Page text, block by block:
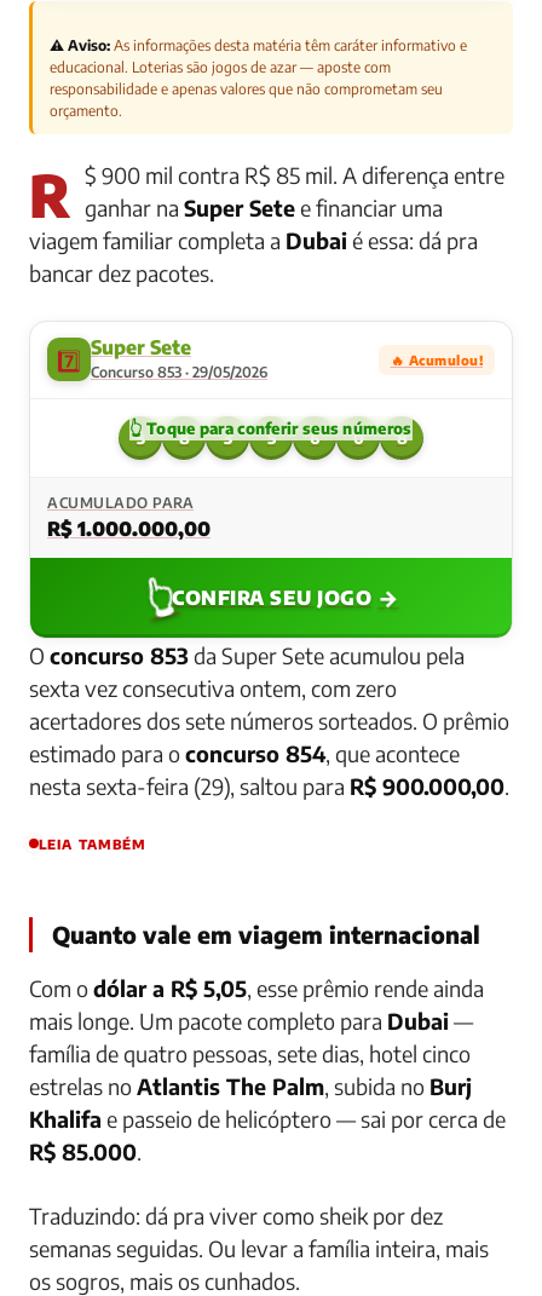
⚠️ Aviso: As informações desta matéria têm caráter informativo e
educacional. Loterias são jogos de azar — aposte com
responsabilidade e apenas valores que não comprometam seu
orçamento.
R$ 900 mil contra R$ 85 mil. A diferença entre ganhar na Super Setee financiar uma
viagem familiar completa a Dubaié essa: dá pra
bancar dez pacotes.
7️⃣ Super Sete
Concurso 853 · 29/05/2026
🔥 Acumulou!
3 8 3 5 6 0 8
ACUMULADO PARA
R$ 1.000.000,00
👆CONFIRA SEU JOGO →
O concurso 853da Super Sete acumulou pela
sexta vez consecutiva ontem, com zero
acertadores dos sete números sorteados. O prêmio
estimado para oconcurso 854, que acontece
nesta sexta-feira (29), saltou para R$ 900.000,00.
LEIA TAMBÉM
Quanto vale em viagem internacional
Com odólar a R$ 5,05, esse prêmio rende ainda
mais longe. Um pacote completo para Dubai—
família de quatro pessoas, sete dias, hotel cinco
estrelas noAtlantis The Palm, subida no Burj
Khalifa e passeio de helicóptero — sai por cerca de
R$ 85.000.
Traduzindo: dá pra viver como sheik por dez
semanas seguidas. Ou levar a família inteira, mais
os sogros, mais os cunhados.